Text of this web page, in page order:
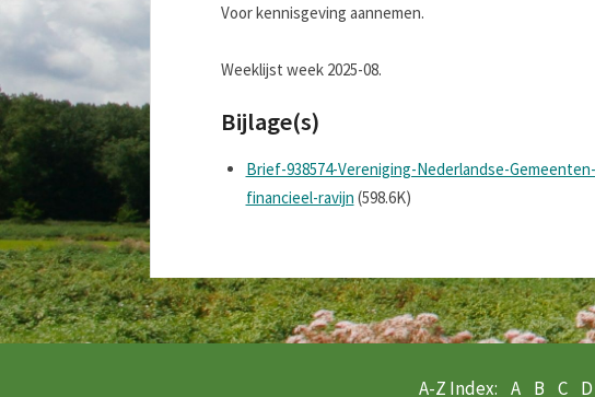
Voor kennisgeving aannemen.
Weeklijst week 2025-08.
Bijlage(s)
Brief-938574-Vereniging-Nederlandse-
financieel-ravijn (598.6K)
A-Z Index: A B C D